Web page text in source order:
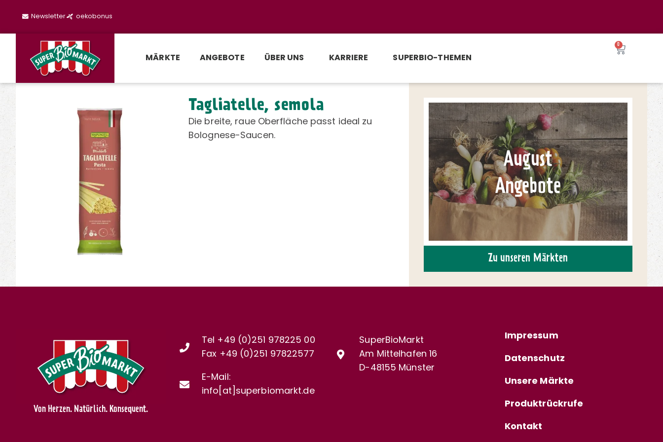
Newsletter oekobonus
MÄRKTE ANGEBOTE ÜBER UNS KARRIERE SUPERBIO-THEMEN
0
Tagliatelle, semola
Die breite, raue Oberfläche passt ideal zu
Bolognese-Saucen.
August
Angebote
Zu unseren Märkten
Von Herzen. Natürlich. Konsequent.
Tel +49 (0)251 978225 00
Fax +49 (0)251 97822577
E-Mail:
info[at]superbiomarkt.de
SuperBioMarkt
Am Mittelhafen 16
D-48155 Münster
Impressum
Datenschutz
Unsere Märkte
Produktrückrufe
Kontakt